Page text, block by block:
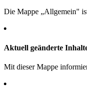
Die Mappe „Allgemein"
Aktuell geänderte
Mit dieser Mappe